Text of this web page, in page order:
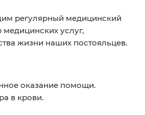
регулярный медицинский
услуг,
жизни наших постояльцев.
оказание помощи.
в крови.